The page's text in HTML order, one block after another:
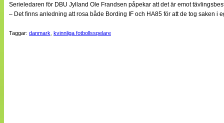
Annonsera
Tipsa Damfotboll
Serieledaren för DBU Jylland Ole Frandsen påpekar att det är emot
– Det finns anledning att rosa både Bording IF och HA85 för att de tog saken
Taggar: danmark kvinnliga fotbollsspelare